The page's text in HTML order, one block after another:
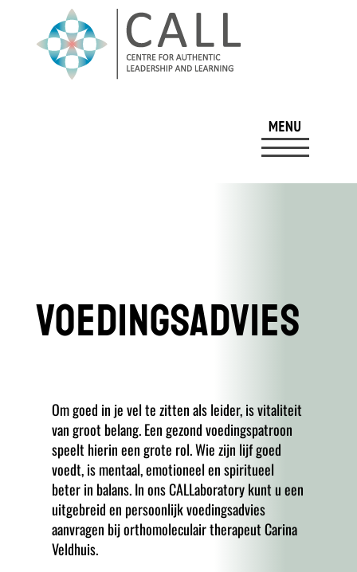
Voedingsadvies
Om goed in je vel te zitten als leider, is vitaliteit
van groot belang. Een gezond voedingspatroon
speelt hierin een grote rol. Wie zijn lijf goed
voedt, is mentaal, emotioneel en spiritueel
beter in balans. In ons CALLaboratory kunt u een
uitgebreid en persoonlijk voedingsadvies
aanvragen bij orthomoleculair therapeut Carina
Veldhuis.